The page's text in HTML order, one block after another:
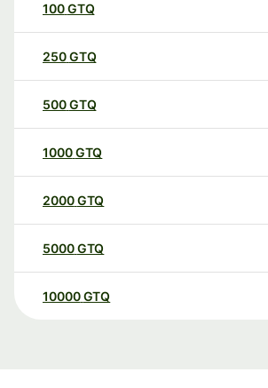
100GTQ
250GTQ
500GTQ
1000GTQ
2000GTQ
5000GTQ
10000 GTQ